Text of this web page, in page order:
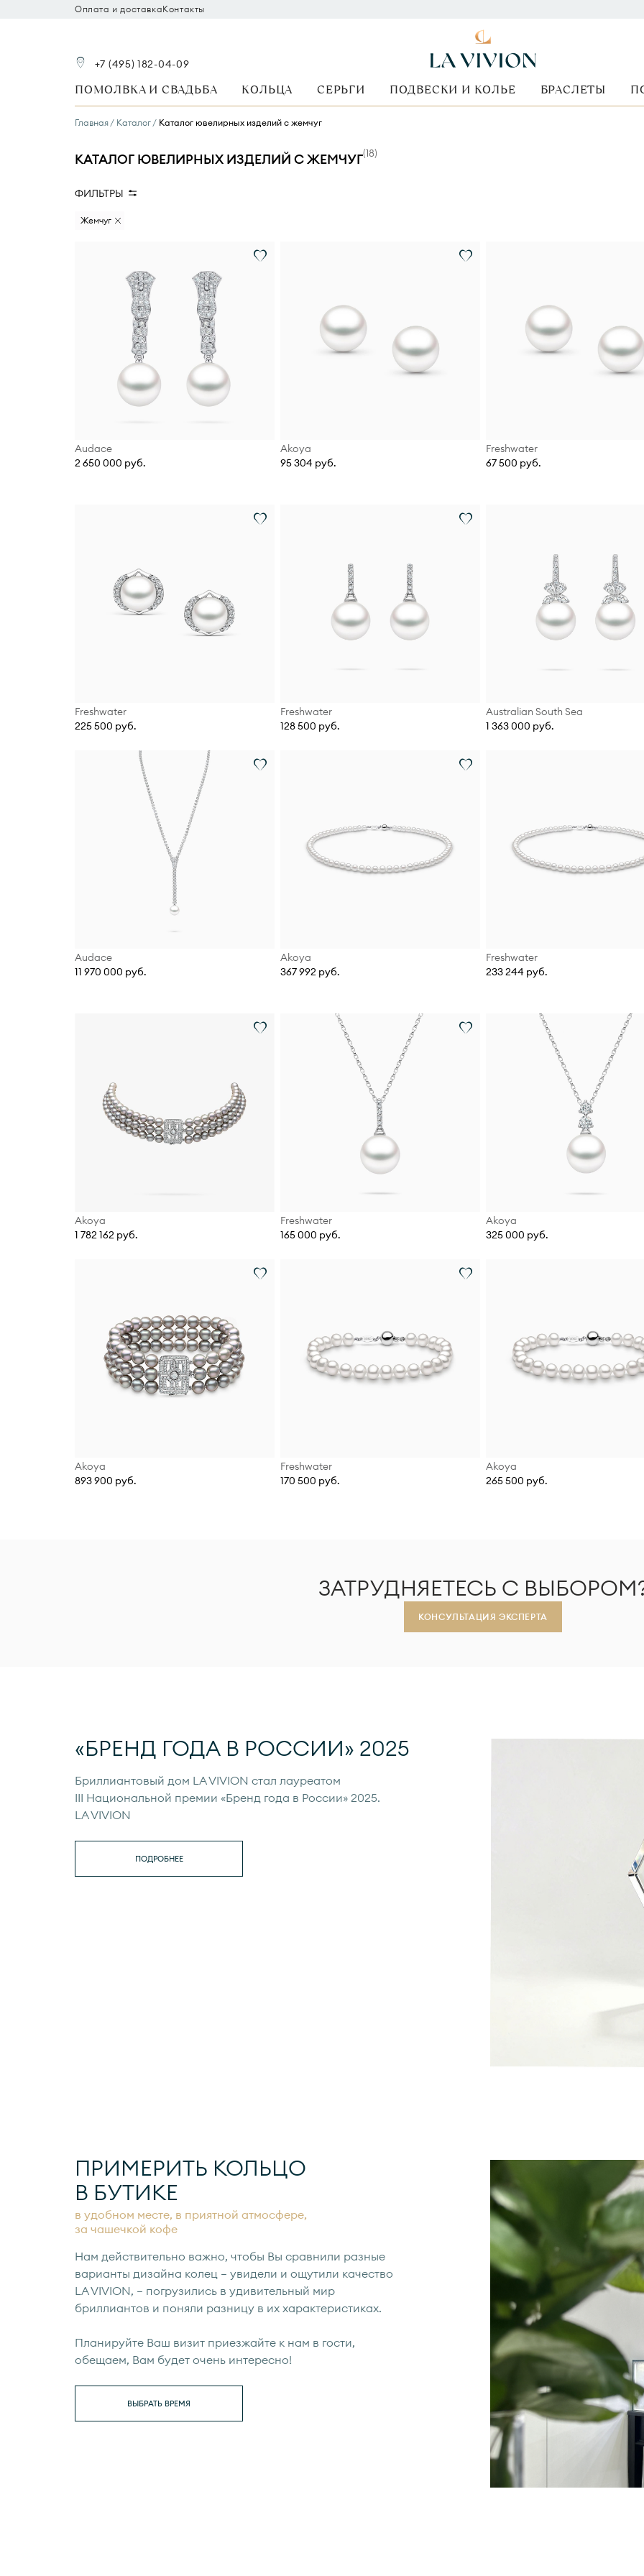
Оплата и доставкаКонтакты
+7 (495) 182-04-09
ПОМОЛВКА И СВАДЬБА КОЛЬЦА СЕРЬГИ ПОДВЕСКИ И КОЛЬЕ БРАСЛЕТЫ
Главная Каталог Каталог ювелирных изделий с жемчуг
КАТАЛОГ ЮВЕЛИРНЫХ ИЗДЕЛИЙ С ЖЕМЧУГ(18)
ФИЛЬТРЫ
Жемчуг
Audace
2 650 000 руб.
Akoya
95 304 руб.
Freshwater
67 500 руб.
Freshwater
225 500 руб.
Freshwater
128 500 руб.
Australian South Sea
1 363 000 руб.
Audace
11 970 000 руб.
Akoya
367 992 руб.
Freshwater
233 244 руб.
Akoya
1 782 162 руб.
Freshwater
165 000 руб.
Akoya
325 000 руб.
Akoya
893 900 руб.
Freshwater
170 500 руб.
Akoya
265 500 руб.
ЗАТРУДНЯЕТЕСЬ С
КОНСУЛЬТАЦИЯ ЭКСПЕРТА
«БРЕНД ГОДА В РОССИИ» 2025
Бриллиантовый дом LA VIVION стал лауреатом
III Национальной премии «Бренд года в России» 2025.
LA VIVION
ПОДРОБНЕЕ
ПРИМЕРИТЬ КОЛЬЦО
В БУТИКЕ
в удобном месте, в приятной атмосфере,
за чашечкой кофе
Нам действительно важно, чтобы Вы сравнили разные
варианты дизайна колец — увидели и ощутили качество
LA VIVION, — погрузились в удивительный мир
бриллиантов и поняли разницу в их характеристиках.
Планируйте Ваш визит приезжайте к нам в гости,
обещаем, Вам будет очень интересно!
ВЫБРАТЬ ВРЕМЯ